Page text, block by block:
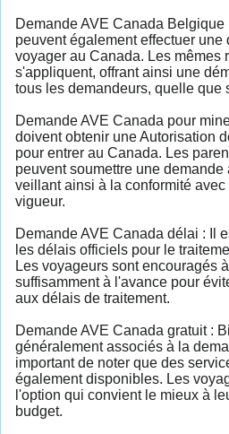
Demande AVE Canada
peuvent également effectuer une
voyager au Canada. Les mêmes
s'appliquent, offrant ainsi une
tous les demandeurs, quelle que
Demande AVE Canada pour
doivent obtenir une Autorisation
pour entrer au Canada. Les
peuvent soumettre une demande
veillant ainsi à la conformité
vigueur.
Demande AVE Canada délai : Il
les délais officiels pour le
Les voyageurs sont encouragés
suffisamment à l'avance pour
aux délais de traitement.
Demande AVE Canada gratuit :
généralement associés à la
important de noter que des
également disponibles. Les
l'option qui convient le mieux à
budget.